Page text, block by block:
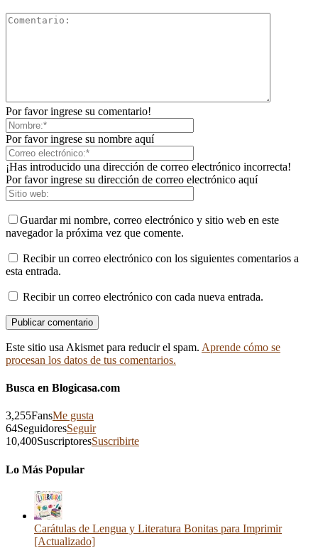
Por favor ingrese su comentario!
Por favor ingrese su nombre aquí
¡Has introducido una dirección de correo electrónico incorrecta!
Por favor ingrese su dirección de correo electrónico aquí
Guardar mi nombre, correo electrónico y sitio web en este
navegador la próxima vez que comente.
Recibir un correo electrónico con los siguientes comentarios a
esta entrada.
Recibir un correo electrónico con cada nueva entrada.
Este sitio usa Akismet para reducir el spam. Aprende cómo se
procesan los datos de tus comentarios.
Busca en Blogicasa.com
3,255FansMe gusta
64SeguidoresSeguir
10,400SuscriptoresSuscribirte
Lo Más Popular
Carátulas de Lengua y Literatura Bonitas para Imprimir
[Actualizado]